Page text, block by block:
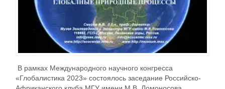
В рамках Международного научного конгресса
«Глобалистика 2023» состоялось заседание Российско-